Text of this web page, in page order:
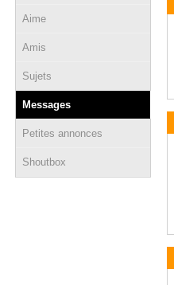
Aime
Amis
Sujets
Messages
Petites annonces
Shoutbox